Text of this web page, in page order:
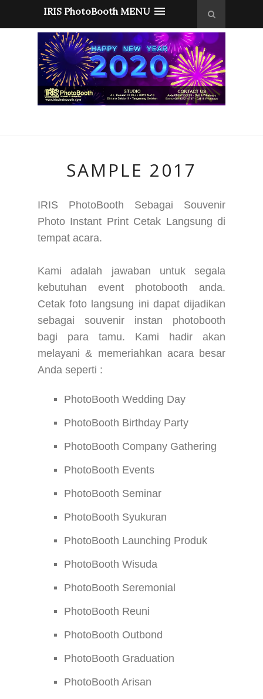
IRIS PhotoBooth MENU
SAMPLE 2017
IRIS PhotoBooth Sebagai Souvenir
Photo Instant Print Cetak Langsung di
tempat acara.
Kami adalah jawaban untuk segala
kebutuhan event photobooth anda.
Cetak foto langsung ini dapat dijadikan
sebagai souvenir instan photobooth
bagi para tamu. Kami hadir akan
melayani & memeriahkan acara besar
Anda seperti :
PhotoBooth Wedding Day
PhotoBooth Birthday Party
PhotoBooth Company Gathering
PhotoBooth Events
PhotoBooth Seminar
PhotoBooth Syukuran
PhotoBooth Launching Produk
PhotoBooth Wisuda
PhotoBooth Seremonial
PhotoBooth Reuni
PhotoBooth Outbond
PhotoBooth Graduation
PhotoBooth Arisan